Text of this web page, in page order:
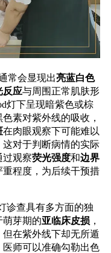
常会显现出亮蓝白色
反应与周围正常肌肤形
灯下呈现暗紫色或棕
素对紫外线的吸收，
在肉眼观察下可能难以
对于判断病情的实际
过观察荧光强度和边界
重程度，为后续干预措
诊查具有多方面的独
萌芽期的亚临床皮损 ，
在紫外线下却无所遁
师可以准确勾勒出色